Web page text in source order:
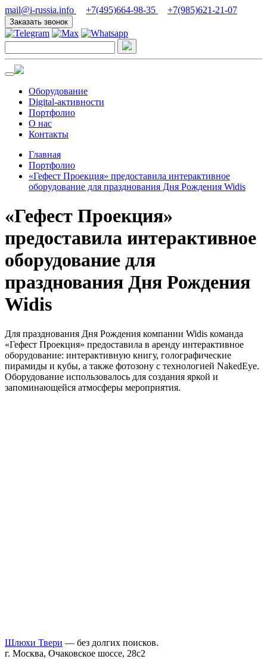
mail@i-russia.info +7(495)664-98-35 +7(985)621-21-07
Заказать звонок
Оборудование
Digital-активности
Портфолио
О нас
Контакты
Главная
Портфолио
«Гефест Проекция» предоставила интерактивное
оборудование для празднования Дня Рождения Widis
«Гефест Проекция»
предоставила интерактивное
оборудование для
празднования Дня Рождения
Widis
Для празднования Дня Рождения компании Widis команда
«Гефест Проекция» предоставила в аренду интерактивное
оборудование: интерактивную книгу, голографические
пирамиды и кубы, а также фотозону с технологией NakedEye.
Оборудование использовалось для создания яркой и
запоминающейся атмосферы мероприятия.
Шлюхи Твери — без долгих поисков.
г. Москва, Очаковское шоссе, 28с2